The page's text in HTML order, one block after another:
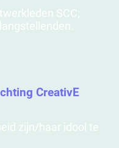
SCC;
CreativE
zijn/haar idool te